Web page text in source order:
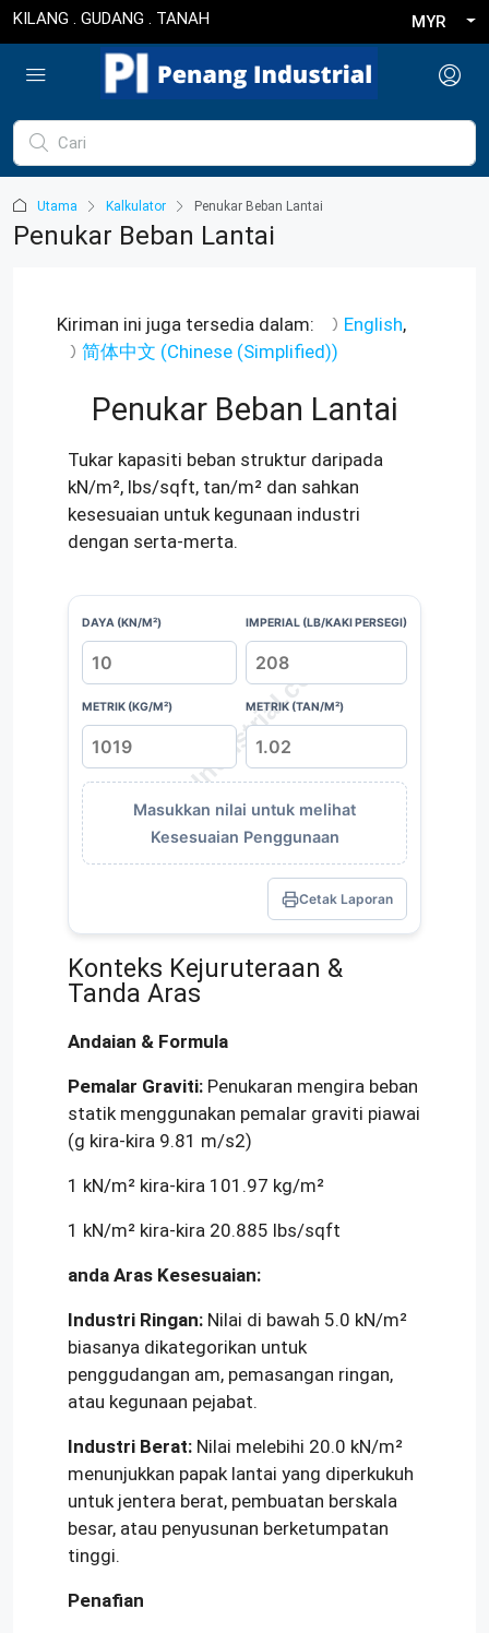
KILANG . GUDANG . TANAH MYR
Utama Kalkulator Penukar Beban Lantai
Penukar Beban Lantai
Kiriman ini juga tersedia dalam:
English
简体中文 (Chinese (Simplified))
Penukar Beban Lantai
Tukar kapasiti beban struktur daripada
kN/m², lbs/sqft, tan/m² dan sahkan
kesesuaian untuk kegunaan industri
dengan serta-merta.
DAYA (KN/M²) IMPERIAL (LB/KAKI PERSEGI)
METRIK (KG/M²) METRIK (TAN/M²)
Masukkan nilai untuk melihat
Kesesuaian Penggunaan
Cetak Laporan
Konteks Kejuruteraan &
Tanda Aras
Andaian & Formula
Pemalar Graviti: Penukaran mengira beban
statik menggunakan pemalar graviti piawai
(g kira-kira 9.81 m/s2)
1 kN/m² kira-kira 101.97 kg/m²
1 kN/m² kira-kira 20.885 lbs/sqft
anda Aras Kesesuaian:
Industri Ringan: Nilai di bawah 5.0 kN/m²
biasanya dikategorikan untuk
penggudangan am, pemasangan ringan,
atau kegunaan pejabat.
Industri Berat: Nilai melebihi 20.0 kN/m²
menunjukkan papak lantai yang diperkukuh
untuk jentera berat, pembuatan berskala
besar, atau penyusunan berketumpatan
tinggi.
Penafian